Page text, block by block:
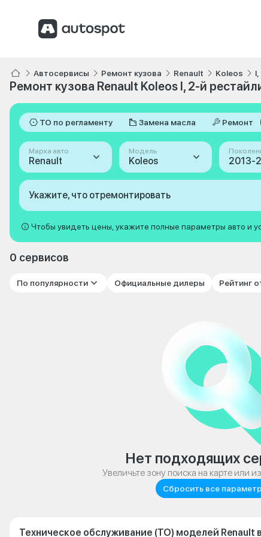
Автосервисы Ремонт кузова Renault Koleos
Ремонт кузова Renault Koleos I, 2-й
ТО по регламенту Замена масла Ремонт
Марка авто
Renault
Модель
Koleos
Укажите, что отремонтировать
Чтобы увидеть цены, укажите полные параметры авто и
0 сервисов
По популярности Официальные дилеры Рейтинг
Нет подходящих
Увеличьте зону поиска на карте или
Сбросить все
Техническое обслуживание (ТО) моделей Renault